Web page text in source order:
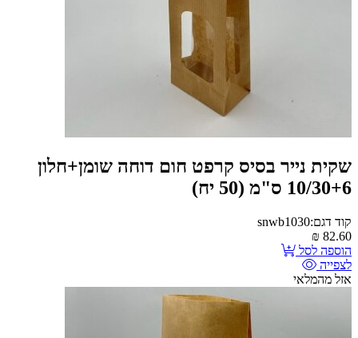
שקית נייר בסיס קרפט חום דוחה שומן+חלון
10/30+6 ס"מ (50 יח)
קוד דגם:snwb1030
82.60
₪
הוספה לסל
לצפייה
אזל מהמלאי